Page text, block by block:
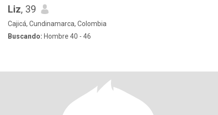
Liz, 39
Cajicá, Cundinamarca, Colombia
Buscando: Hombre 40 - 46